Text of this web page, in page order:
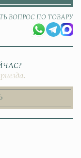
ВОПРОС ПО ТОВАРУ